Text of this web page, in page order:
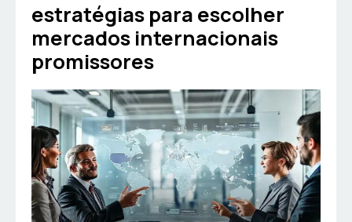
estratégias para escolher
mercados internacionais
promissores